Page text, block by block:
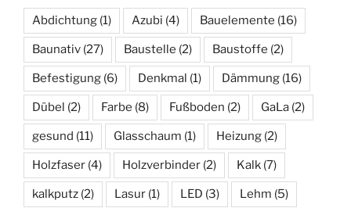
Abdichtung (1) Azubi (4) Bauelemente (16)
Baunativ (27) Baustelle (2) Baustoffe (2)
Befestigung (6) Denkmal (1) Dämmung (16)
Dübel (2) Farbe (8) Fußboden (2) GaLa (2)
gesund (11) Glasschaum (1) Heizung (2)
Holzfaser (4) Holzverbinder (2) Kalk (7)
kalkputz (2) Lasur (1) LED (3) Lehm (5)